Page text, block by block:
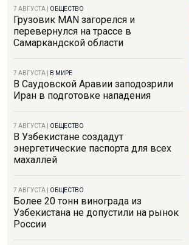
7 АВГУСТА ОБЩЕСТВО
Грузовик MAN загорелся и
перевернулся на трассе в
Самаркандской области
7 АВГУСТА В МИРЕ
В Саудовской Аравии заподозрили
Иран в подготовке нападения
7 АВГУСТА ОБЩЕСТВО
В Узбекистане создадут
энергетические паспорта для всех
махаллей
7 АВГУСТА ОБЩЕСТВО
Более 20 тонн винограда из
Узбекистана не допустили на рынок
России